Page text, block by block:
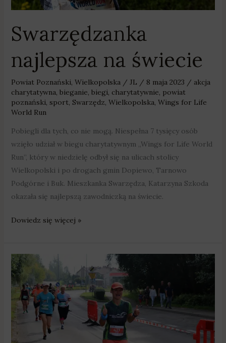
Swarzędzanka
najlepsza na świecie
Powiat Poznański, Wielkopolska/ JL / 8 maja 2023 / akcja
charytatywna, bieganie, biegi, charytatywnie, powiat
poznański, sport, Swarzędz, Wielkopolska, Wings for Life
World Run
Pobiegli dla tych, co nie mogą. Niespełna 7 tysięcy osób
wzięło udział w biegu charytatywnym „Wings for Life World
Run”, który w niedzielę odbył się na ulicach stolicy
Wielkopolski i po drogach gmin Dopiewo, Tarnowo
Podgórne i Buk. Mieszkanka Swarzędza, Katarzyna Szkoda
okazała się najlepszą zawodniczką na świecie.
Dowiedz się więcej »
Murowana
10